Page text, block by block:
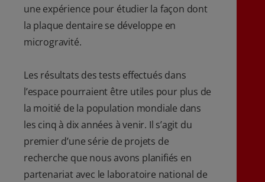
une expérience pour étudier la façon dont
la plaque dentaire se développe en
microgravité.
Les résultats des tests effectués dans
l’espace pourraient être utiles pour plus de
la moitié de la population mondiale dans
les cinq à dix années à venir. Il s’agit du
premier d’une série de projets de
recherche que nous avons planifiés en
partenariat avec le laboratoire national de